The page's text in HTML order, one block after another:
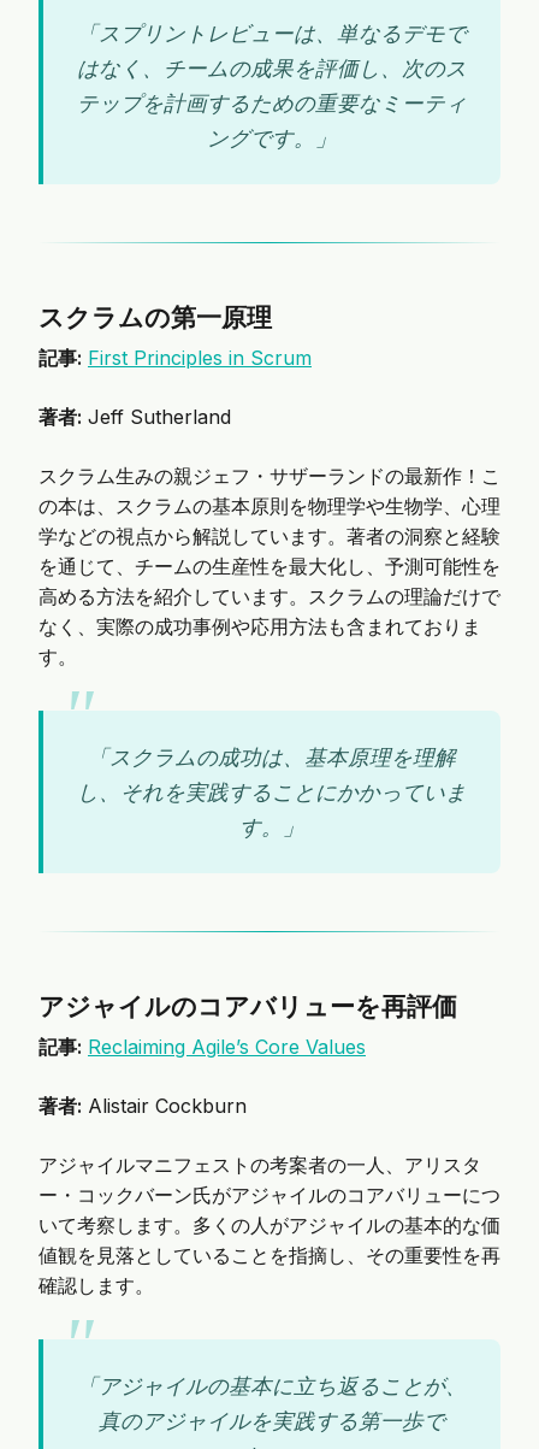
「スプリントレビューは、単なるデモで
はなく、チームの成果を評価し、次のス
テップを計画するための重要なミーティ
ングです。」
スクラムの第一原理
記事: First Principles in Scrum
著者: Jeff Sutherland
スクラム生みの親ジェフ・サザーランドの最新作！こ
の本は、スクラムの基本原則を物理学や生物学、心理
学などの視点から解説しています。著者の洞察と経験
を通じて、チームの生産性を最大化し、予測可能性を
高める方法を紹介しています。スクラムの理論だけで
なく、実際の成功事例や応用方法も含まれておりま
す。
「スクラムの成功は、基本原理を理解
し、それを実践することにかかっていま
す。」
アジャイルのコアバリューを再評価
記事: Reclaiming Agile’s Core Values
著者: Alistair Cockburn
アジャイルマニフェストの考案者の一人、アリスタ
ー・コックバーン氏がアジャイルのコアバリューにつ
いて考察します。多くの人がアジャイルの基本的な価
値観を見落としていることを指摘し、その重要性を再
確認します。
「アジャイルの基本に立ち返ることが、
真のアジャイルを実践する第一歩で